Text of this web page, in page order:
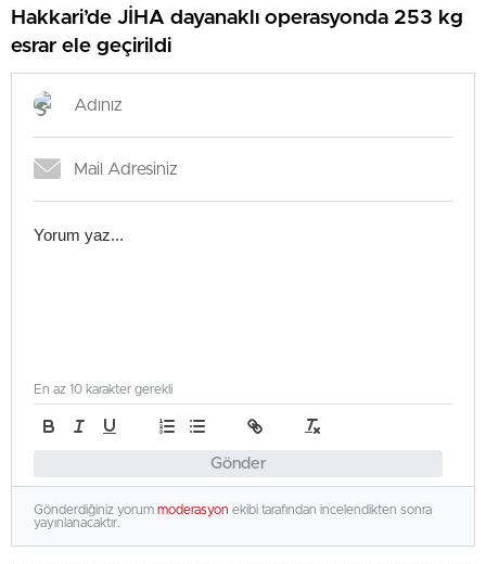
Hakkari’de JİHA dayanaklı operasyonda 253 kg
esrar ele geçirildi
Gönder
En az 10 karakter gerekli
Gönderdiğiniz yorum moderasyon ekibi tarafından incelendikten sonra
yayınlanacaktır.